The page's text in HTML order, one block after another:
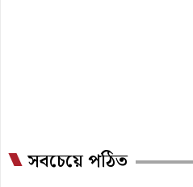
সবচেয়ে পঠিত